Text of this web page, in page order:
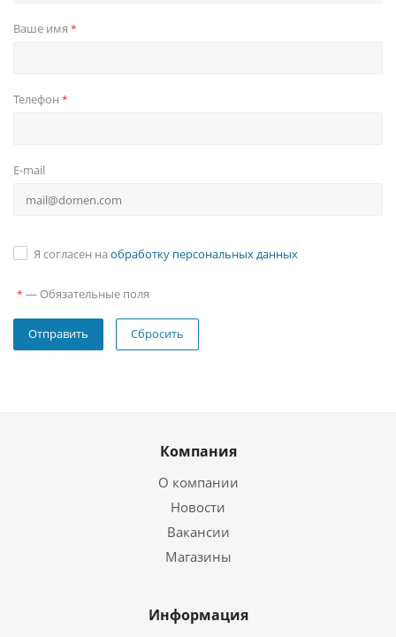
Ваше имя *
Телефон *
E-mail
Я согласен на обработку персональных данных
* — Обязательные поля
Сбросить
Компания
О компании
Новости
Вакансии
Магазины
Информация